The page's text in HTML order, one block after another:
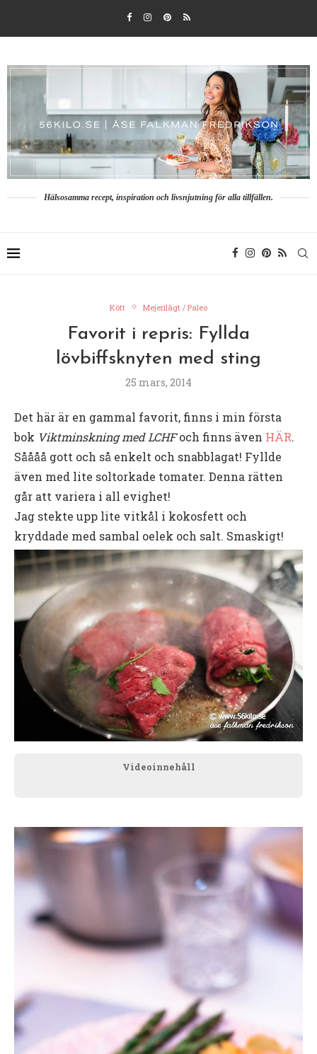
Hälsosamma recept, inspiration och livsnjutning för alla tillfällen.
Kött Mejerilågt / Paleo
Favorit i repris: Fyllda
lövbiffsknyten med sting
25 mars, 2014
Det här är en gammal favorit, finns i min första
bok Viktminskning med LCHFoch finns även HÄR.
Såååå gott och så enkelt och snabblagat! Fyllde
även med lite soltorkade tomater. Denna rätten
går att variera i all evighet!
Jag stekte upp lite vitkål i kokosfett och
kryddade med sambal oelek och salt. Smaskigt!
Videoinnehåll